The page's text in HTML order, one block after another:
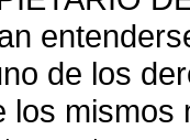
de los
los mismos